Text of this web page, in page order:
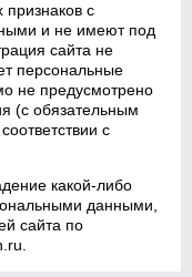
с
и не имеют под
сайта не
персональные
не предусмотрено
(с обязательным
с
какой‑либо
данными,
сайта по